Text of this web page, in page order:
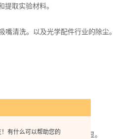
有什么可以帮助您的
取实验材料。
清洗。以及光学配件行业的除尘。
省工作时间（180秒）。
保护功能，清洗效果更明显。